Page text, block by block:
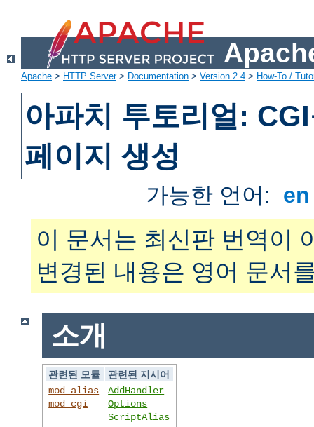
Apache > HTTP Server> Documentation > Version 2.4 > How-To /
아파치 투토리얼:
페이지 생성
가능한 언어:
이 문서는 최신판 번역이
변경된 내용은 영어 문서
소개
관련된 모듈
관련된 지시어
mod_alias
mod_cgi
AddHandler
Options
ScriptAlias